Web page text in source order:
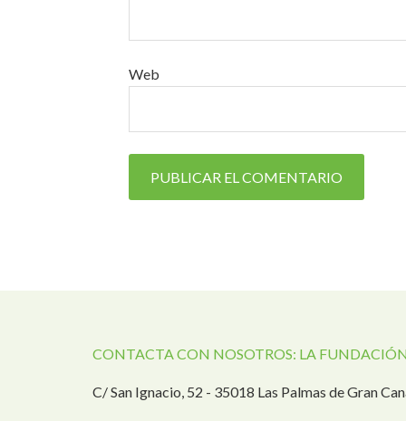
Web
CONTACTA CON NOSOTROS: LA
C/ San Ignacio, 52 - 35018 Las Palmas de Gran